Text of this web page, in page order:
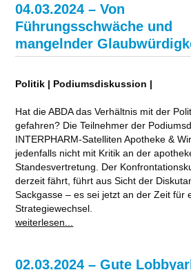
04.03.2024 – Von
Führungsschwäche und
mangelnder
Politik | Podiumsdiskussion |
Hat die ABDA das Verhältnis mit der
gefahren? Die Teilnehmer der
INTERPHARM-Satelliten Apotheke &
jedenfalls nicht mit Kritik an der
Standesvertretung. Der
derzeit fährt, führt aus Sicht der
Sackgasse – es sei jetzt an der Zeit für
Strategiewechsel.
weiterlesen...
02.03.2024 – Gute